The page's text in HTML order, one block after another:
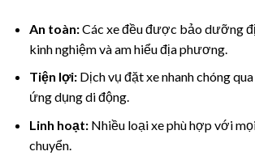
An toàn:Các xe đều được bảo dưỡng
kinh nghiệm và am hiểu địa phương.
Tiện lợi:Dịch vụ đặt xe nhanh chóng
ứng dụng di động.
Linh hoạt:Nhiều loại xe phù hợp với
chuyển.